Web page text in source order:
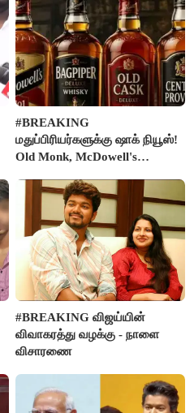
#BREAKING
மதுப்பிரியர்களுக்கு ஷாக் நியூஸ்!
Old Monk, McDowell's
FSSAI தடை
#BREAKING விஜய்யின்
விவாகரத்து வழக்கு - நாளை
விசாரணை